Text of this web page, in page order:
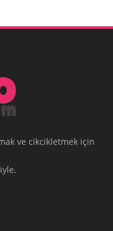
ve cikcikletmek için